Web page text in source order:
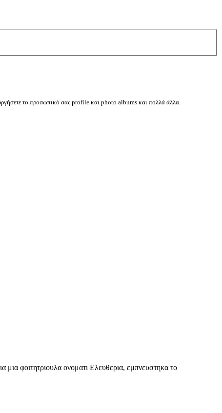
το προσωπικό σας profile και photo albums και πολλά άλλα.
φοιτητριουλα ονοματι Ελευθερια, εμπνευστηκα το